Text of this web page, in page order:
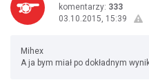
komentarzy: 333
03.10.2015, 15:39
Mihex
A ja bym miał po dokładnym